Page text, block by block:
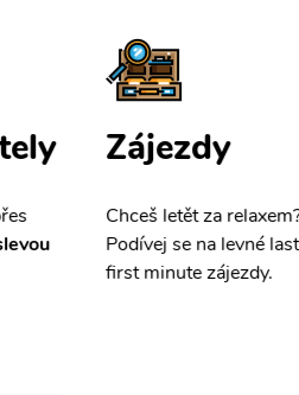
Zájezdy
Chceš letět za
Podívej se na levné
first minute zájezdy.